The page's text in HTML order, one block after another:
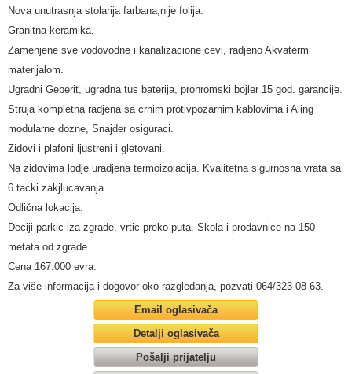
Nova unutrasnja stolarija farbana,nije folija.
Granitna keramika.
Zamenjene sve vodovodne i kanalizacione cevi, radjeno Akvaterm
materijalom.
Ugradni Geberit, ugradna tus baterija, prohromski bojler 15 god. garancije.
Struja kompletna radjena sa crnim protivpozarnim kablovima i Aling
modularne dozne, Snajder osiguraci.
Zidovi i plafoni ljustreni i gletovani.
Na zidovima lodje uradjena termoizolacija. Kvalitetna sigurnosna vrata sa
6 tacki zakjlucavanja.
Odlična lokacija:
Deciji parkic iza zgrade, vrtic preko puta. Skola i prodavnice na 150
metata od zgrade.
Cena 167.000 evra.
Za više informacija i dogovor oko razgledanja, pozvati 064/323-08-63.
Email oglasivača
Detalji oglasivača
Pošalji prijatelju